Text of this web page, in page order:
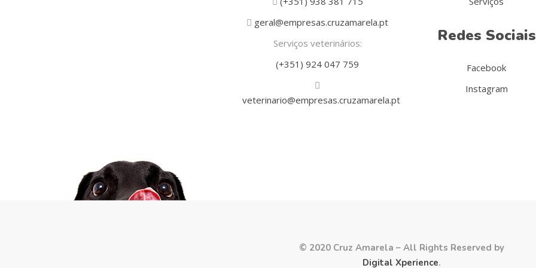
geral@empresas.cruzamarela.pt
Serviços veterinários:
(+351) 924 047 759
veterinario@empresas.cruzamarela.pt
Redes Sociais
Facebook
Instagram
© 2020 Cruz Amarela – All Rights Reserved by
Digital Xperience.